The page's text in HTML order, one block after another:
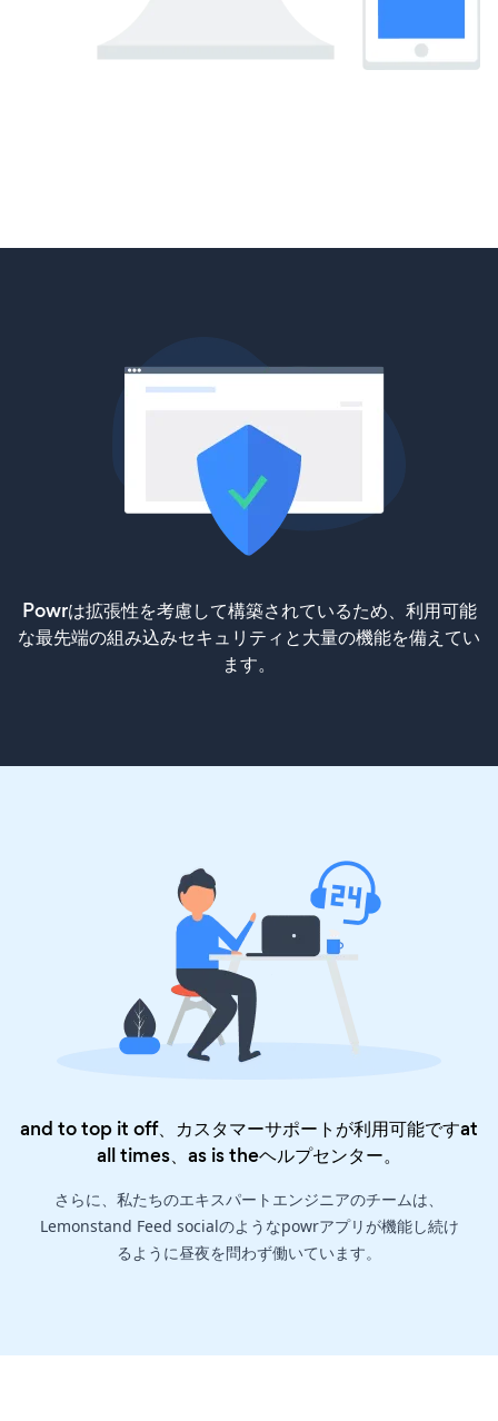
Powrは拡張性を考慮して構築されているため、利用可能
な最先端の組み込みセキュリティと大量の機能を備えてい
ます。
and to top it off、カスタマーサポートが利用可能ですat
all times、as is theヘルプセンター。
さらに、私たちのエキスパートエンジニアのチームは、
Lemonstand Feed socialのようなpowrアプリが機能し続け
るように昼夜を問わず働いています。